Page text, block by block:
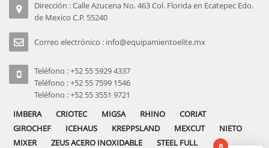
Dirección : Calle Azucena No. 463 Col. Florida en Ecatepec Edo.
de Mexico C.P. 55240
Correo electrónico : info@equipamientoelite.mx
Teléfono : +52 55 5929 4337
Teléfono : +52 55 7599 1546
Teléfono : +52 55 3551 9721
IMBERA
CRIOTEC MIGSA RHINO
CORIAT
GIROCHEF
ICEHAUS KREPPSLAND MEXCUT
NIETO
MIXER
ZEUS ACERO INOXIDABLE STEEL FULL 0